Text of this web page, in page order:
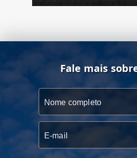
Fale mais